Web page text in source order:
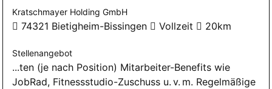
Kratschmayer Holding GmbH
74321 Bietigheim-Bissingen Vollzeit 20km
Stellenangebot
...ten (je nach Position) Mitarbeiter-Benefits wie
JobRad, Fitnessstudio-Zuschuss u. v. m. Regelmäßige